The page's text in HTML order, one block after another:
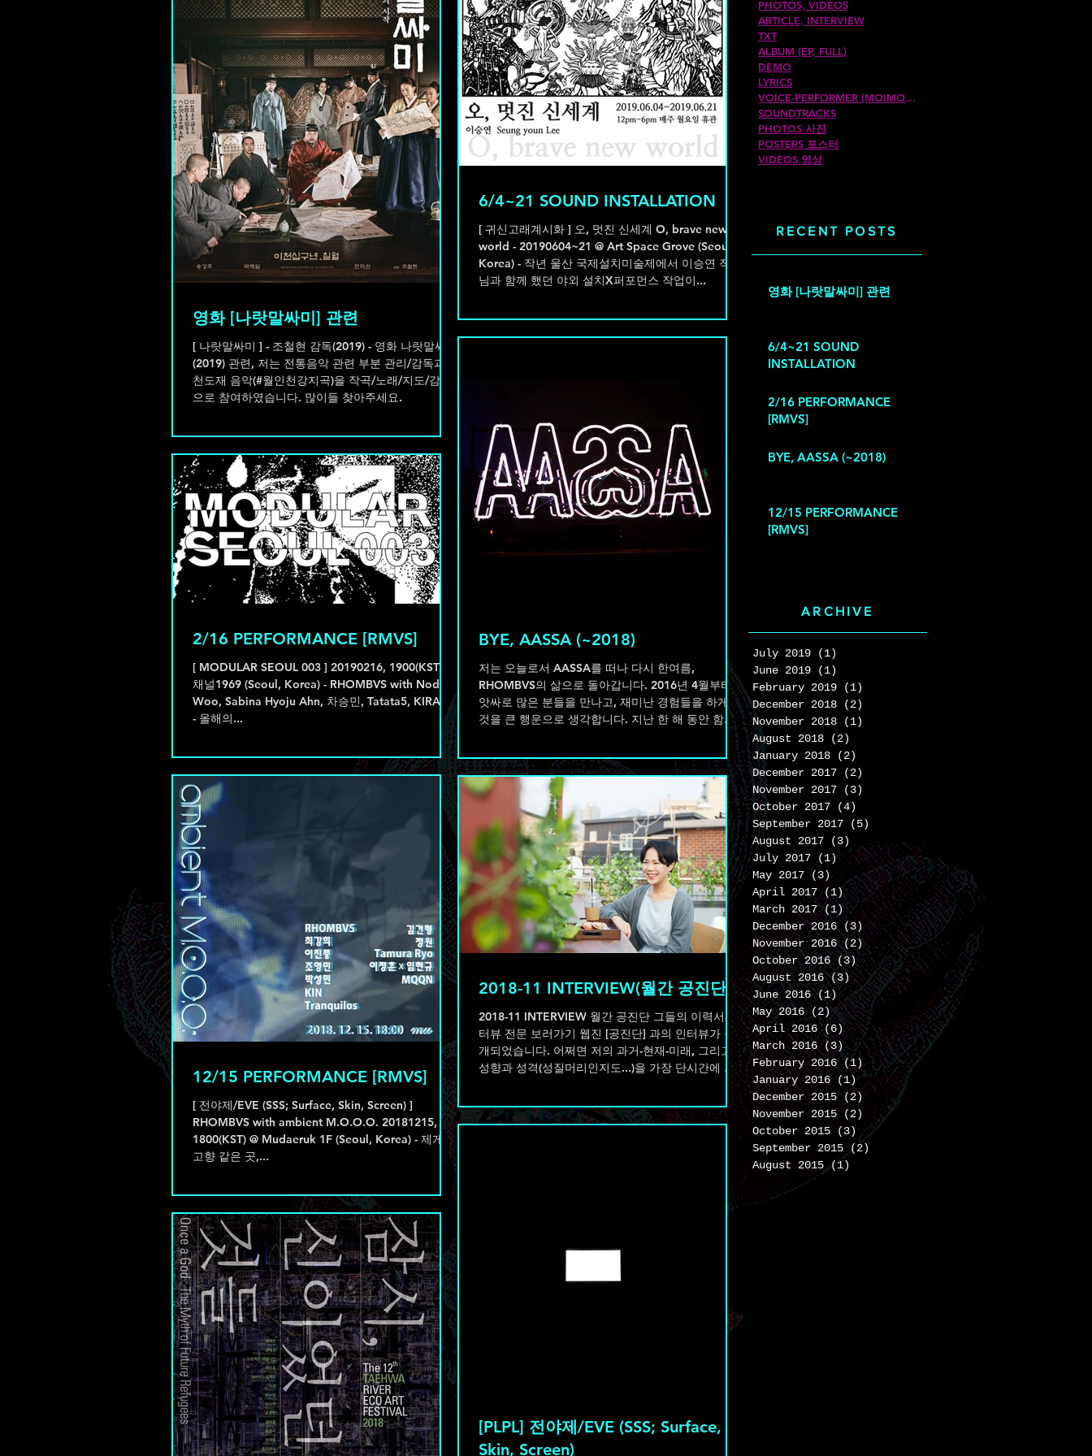
PHOTOS, VIDEOS
ARTICLE, INTERVIEW
TXT
ALBUM (EP, FULL)
DEMO
LYRICS
VOICE-PERFORMER (MOIMOIROM)
SOUNDTRACKS
PHOTOS 사진
POSTERS 포스터
VIDEOS 영상
RECENT POSTS
영화 [나랏말싸미] 관련
6/4~21 SOUND
INSTALLATION
2/16 PERFORMANCE
[RMVS]
BYE, AASSA (~2018)
12/15 PERFORMANCE
[RMVS]
ARCHIVE
July 2019 (1)
June 2019
(1)
February 2019
(1)
December 2018
(2)
November 2018
(1)
August 2018
(2)
January 2018
(2)
December 2017
(2)
November 2017
(3)
October 2017
(4)
September 2017
(5)
August 2017
(3)
3 posts
July 2017
(1)
1 post
May 2017
(3) 3 posts
April 2017 (1)1 post
March 2017 (1)1 post
December 2016
(3) 3 posts
November 2016
(2)2 posts
October 2016 (3)3 posts
August 2016 (3)3 posts
June 2016 (1)1 post
May 2016
(2)2 posts
April 2016
(6)6 posts
March 2016
(3)3 posts
February 2016 (1)1 post
January 2016
(1)1 post
December 2015 (2)
2 posts
November 2015
(2)
2 posts
October 2015
(3)
3 posts
September 2015 (2)
August 2015 (1)
영화 [나랏말싸미] 관련
[ 나랏말싸미 ] - 조철현 감독(2019) - 영화 나랏말싸미
(2019) 관련, 저는 전통음악 관련 부분 관리/감독과
천도재 음악(#월인천강지곡)을 작곡/노래/지도/감독
으로 참여하였습니다. 많이들 찾아주세요.
6/4~21 SOUND INSTALLATION
[ 귀신고래계시화 ] 오, 멋진 신세계 O, brave new
world - 20190604~21 @ Art Space Grove (Seoul,
Korea) - 작년 울산 국제설치미술제에서 이승연 작가
님과 함께 했던 야외 설치X퍼포먼스 작업이...
2/16 PERFORMANCE [RMVS]
[ MODULAR SEOUL 003 ] 20190216, 1900(KST) @
채널1969 (Seoul, Korea) - RHOMBVS with Noddy
Woo, Sabina Hyoju Ahn, 차승민, Tatata5, KIRARA
- 올해의...
BYE, AASSA (~2018)
저는 오늘로서 AASSA를 떠나 다시 한여름,
RHOMBVS의 삶으로 돌아갑니다. 2016년 4월부터
앗싸로 많은 분들을 만나고, 재미난 경험들을 하게 된
것을 큰 행운으로 생각합니다. 지난 한 해 동안 함께
12/15 PERFORMANCE [RMVS]
[ 전야제/EVE (SSS; Surface, Skin, Screen) ]
RHOMBVS with ambient M.O.O.O. 20181215,
1800(KST) @ Mudaeruk 1F (Seoul, Korea) - 제게는
고향 같은 곳,...
2018-11 INTERVIEW(월간 공진단)
2018-11 INTERVIEW 월간 공진단 그들의 이력서 인
터뷰 전문 보러가기 웹진 [공진단] 과의 인터뷰가 공
개되었습니다. 어쩌면 저의 과거-현재-미래, 그리고
성향과 성격(성질머리인지도...)을 가장 단시간에 아
[PLPL] 전야제/EVE (SSS; Surface,
Skin, Screen)